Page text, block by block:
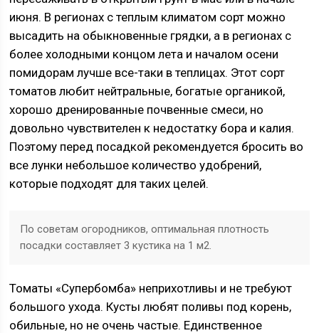
июня. В регионах с теплым климатом сорт можно
высадить на обыкновенные грядки, а в регионах с
более холодными концом лета и началом осени
помидорам лучше все-таки в теплицах. Этот сорт
томатов любит нейтральные, богатые органикой,
хорошо дренированные почвенные смеси, но
довольно чувствителен к недостатку бора и калия.
Поэтому перед посадкой рекомендуется бросить во
все лунки небольшое количество удобрений,
которые подходят для таких целей.
По советам огородников, оптимальная плотность
посадки составляет 3 кустика на 1 м2.
Томаты «Супербомба» неприхотливы и не требуют
большого ухода. Кусты любят поливы под корень,
обильные, но не очень частые. Единственное